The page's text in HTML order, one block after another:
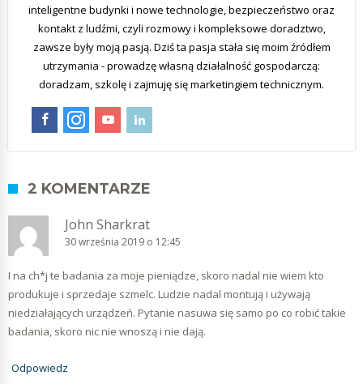
inteligentne budynki i nowe technologie, bezpieczeństwo oraz
kontakt z ludźmi, czyli rozmowy i kompleksowe doradztwo,
zawsze były moją pasją. Dziś ta pasja stała się moim źródłem
utrzymania - prowadzę własną działalność gospodarczą:
doradzam, szkolę i zajmuję się marketingiem technicznym.
2 KOMENTARZE
John Sharkrat
30 września 2019 o 12:45
I na ch*j te badania za moje pieniądze, skoro nadal nie wiem kto
produkuje i sprzedaje szmelc. Ludzie nadal montują i używają
niedziałających urządzeń. Pytanie nasuwa się samo po co robić takie
badania, skoro nic nie wnoszą i nie dają.
Odpowiedz